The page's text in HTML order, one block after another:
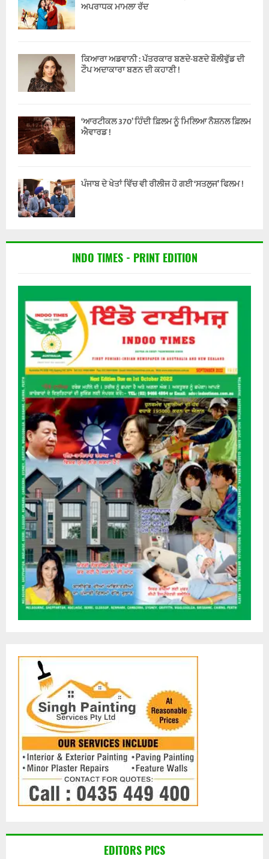
ਅਪਰਾਧਕ ਮਾਮਲਾ ਰੱਦ
ਕਿਆਰਾ ਅਡਵਾਨੀ : ਪੱਤਰਕਾਰ ਬਣਦੇ-ਬਣਦੇ ਬੌਲੀਵੁੱਡ ਦੀ
ਟੌਪ ਅਦਾਕਾਰਾ ਬਣਨ ਦੀ ਕਹਾਣੀ !
‘ਆਰਟੀਕਲ 370’ ਹਿੰਦੀ ਫ਼ਿਲਮ ਨੂੰ ਮਿਲਿਆ ਨੈਸ਼ਨਲ ਫ਼ਿਲਮ
ਐਵਾਰਡ !
ਪੰਜਾਬ ਦੇ ਖੇਤਾਂ ਵਿੱਚ ਵੀ ਰੀਲੀਜ ਹੋ ਗਈ ‘ਸਤਲੁਜ’ ਫਿਲਮ !
INDO TIMES - PRINT EDITION
EDITORS PICS